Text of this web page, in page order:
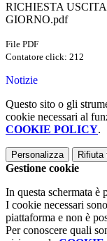
RICHIESTA
GIORNO.pdf
File PDF
Contatore click: 212
Notizie
Questo sito o gli
cookie necessari al
COOKIE POLICY.
Personalizza Rifiuta
Gestione cookie
In questa schermata è
I cookie necessari
piattaforma e non è
Per conoscere quali